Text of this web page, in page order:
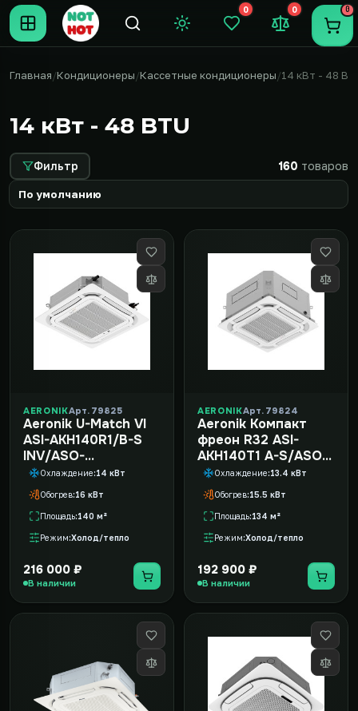
Темная тема
0
Закладки (0)
0
Сравнение
0
Главная Кондиционеры Кассетные кондиционеры 14 кВт - 48
14 кВт - 48 BTU
Фильтр 160 товаров
AERONIKАрт. 79825
Aeronik U-Match VI
ASI-AKH140R1/B-S
INV/ASO-
AGUHN140R1/INV
Охлаждение 14 кВт
Обогрев 16 кВт
Площадь 140 м²
Режим Холод/тепло
216 000 ₽
В наличии
AERONIKАрт. 79824
Aeronik Компакт
фреон R32 ASI-
AKH140T1 A-S/ASO-
AGUHN140W1(ТF06)
Охлаждение 13.4 кВт
Обогрев 15.5 кВт
Площадь 134 м²
Режим Холод/тепло
192 900 ₽
В наличии